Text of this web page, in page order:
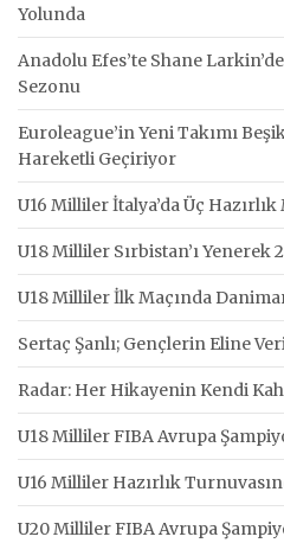
Yolunda
Anadolu Efes’te Shane
Sezonu
Euroleague’in Yeni Takımı
Hareketli Geçiriyor
U16 Milliler İtalya’da Üç Hazırlık
U18 Milliler Sırbistan’ı Yenerek
U18 Milliler İlk Maçında
Sertaç Şanlı; Gençlerin Eline
Radar: Her Hikayenin Kendi
U18 Milliler FIBA Avrupa
U16 Milliler Hazırlık
U20 Milliler FIBA Avrupa